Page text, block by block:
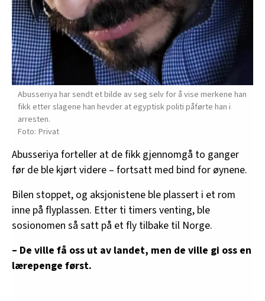
Abusseriya har sendt et bilde av seg selv for å vise merkene han
fikk etter slagene han hevder at egyptisk politi påførte han i
arresten.
Privat
Abusseriya forteller at de fikk gjennomgå to ganger
før de ble kjørt videre – fortsatt med bind for øynene.
Bilen stoppet, og aksjonistene ble plassert i et rom
inne på flyplassen. Etter ti timers venting, ble
sosionomen så satt på et fly tilbake til Norge.
– De ville få oss ut av landet, men de ville gi oss en
lærepenge først.